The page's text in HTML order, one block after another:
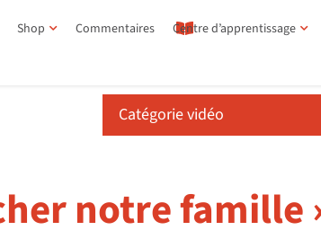
Shop Commentaires Centre d’apprentissage
Catégorie vidéo
notre famille